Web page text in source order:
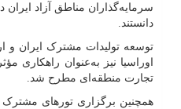
سرمایه‌گذاران مناطق آزاد ایران
دانستند.
توسعه تولیدات مشترک ایران و
اوراسیا نیز به‌عنوان راهکاری
تجارت منطقه‌ای مطرح شد.
همچنین برگزاری تورهای مشترک